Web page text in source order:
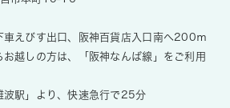
車えびす出口、阪神百貨店入口南へ200ｍ
お越しの方は、「阪神なんば線」をご利用
駅」より、快速急行で25分